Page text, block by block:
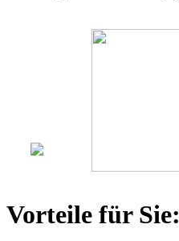
Vorteile für Sie: